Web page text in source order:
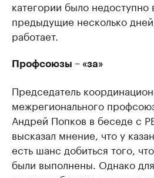
категории было недоступно
предыдущие несколько
работает.
Профсоюзы – «за»
Председатель
межрегионального
Андрей Попков в беседе с
высказал мнение, что у
есть шанс добиться того,
были выполнены. Однако